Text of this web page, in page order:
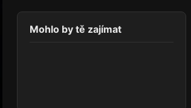
Mohlo by tě zajímat